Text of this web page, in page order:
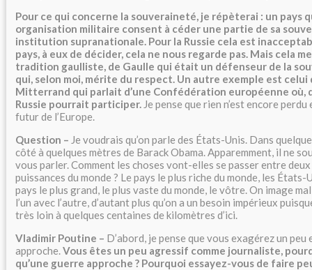
Pour ce qui concerne la souveraineté, je répèterai : un pays
organisation militaire consent à céder une partie de sa
institution supranationale. Pour la Russie cela est
pays, à eux de décider, cela ne nous regarde pas. Mais cela
tradition gaulliste, de Gaulle qui était un défenseur de la
qui, selon moi, mérite du respect. Un autre exemple est celui
Mitterrand qui parlait d’une Confédération européenne où,
Russie pourrait participer. Je pense que rien n’est encore
futur de l’Europe.
Question – Je voudrais qu’on parle des États-Unis. Dans
côté à quelques mètres de Barack Obama. Apparemment, il ne
vous parler. Comment les choses vont-elles se passer entre
puissances du monde ? Le pays le plus riche du monde, les
pays le plus grand, le plus vaste du monde, le vôtre. On image
l’un avec l’autre, d’autant plus qu’on a un besoin impérieux
très loin à quelques centaines de kilomètres d’ici.
Vladimir Poutine – D’abord, je pense que vous exagérez un peu
approche.Vous êtes un peu agressif comme journaliste,
qu’une guerre approche ? Pourquoi essayez-vous de faire